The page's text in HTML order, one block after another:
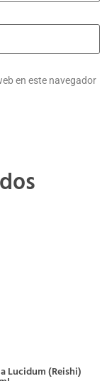
en este navegador
Lucidum (Reishi)